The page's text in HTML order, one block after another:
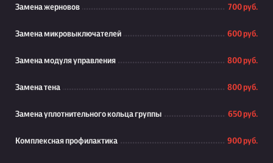
Замена жерновов 700 руб.
Замена микровыключателей 600 руб.
Замена модуля управления 800 руб.
Замена тена 800 руб.
Замена уплотнительного кольца группы 650 руб.
Комплексная профилактика 900 руб.